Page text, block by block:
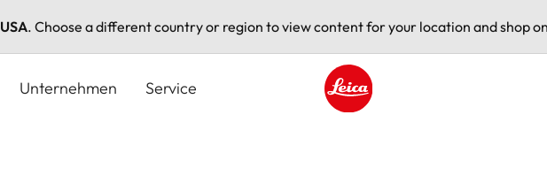
USA. Choose a different country or region to view content for your location and shop
Unternehmen Service